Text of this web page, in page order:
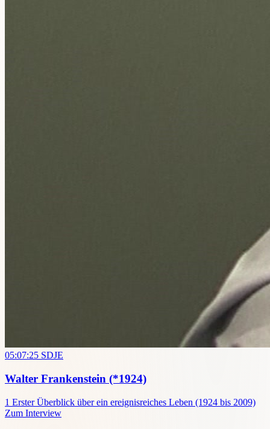
05:07:25 SDJE
Walter Frankenstein (*1924)
1 Erster Überblick über ein ereignisreiches Leben (1924 bis 2009)
Zum Interview